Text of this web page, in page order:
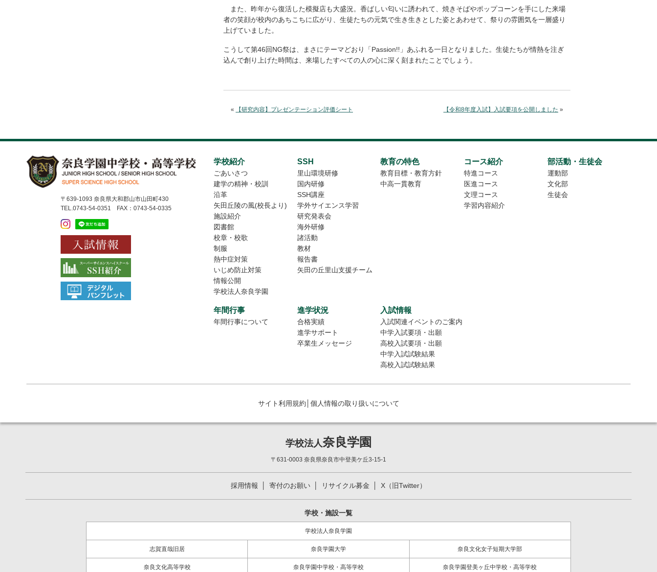
また、昨年から復活した模擬店も大盛況。香ばしい匂いに誘われて、焼きそばやポップコーンを手にした来場
者の笑顔が校内のあちこちに広がり、生徒たちの元気で生き生きとした姿とあわせて、祭りの雰囲気を一層盛り
上げていました。
こうして第46回NG祭は、まさにテーマどおり「Passion!!」あふれる一日となりました。生徒たちが情熱を注ぎ
込んで創り上げた時間は、来場したすべての人の心に深く刻まれたことでしょう。
« 【研究内容】プレゼンテーション評価シート 【令和8年度入試】入試要項を公開しました »
〒639-1093 奈良県大和郡山市山田町430
TEL.0743-54-0351 FAX：0743-54-0335
学校紹介
ごあいさつ
建学の精神・校訓
沿革
矢田丘陵の風(校長より)
施設紹介
図書館
校章・校歌
制服
熱中症対策
いじめ防止対策
情報公開
学校法人奈良学園
SSH
里山環境研修
国内研修
SSH講座
学外サイエンス学習
研究発表会
海外研修
諸活動
教材
報告書
矢田の丘里山支援チーム
教育の特色
教育目標・教育方針
中高一貫教育
コース紹介
特進コース
医進コース
文理コース
学習内容紹介
部活動・生徒会
運動部
文化部
生徒会
年間行事
年間行事について
進学状況
合格実績
進学サポート
卒業生メッセージ
入試情報
入試関連イベントのご案内
中学入試要項・出願
高校入試要項・出願
中学入試試験結果
高校入試試験結果
サイト利用規約 個人情報の取り扱いについて
学校法人奈良学園
〒631-0003 奈良県奈良市中登美ケ丘3-15-1
採用情報 寄付のお願い リサイクル募金 X（旧Twitter）
学校・施設一覧
学校法人奈良学園
志賀直哉旧居 奈良学園大学 奈良文化女子短期大学部
奈良文化高等学校 奈良学園中学校・高等学校 奈良学園登美ヶ丘中学校・高等学校